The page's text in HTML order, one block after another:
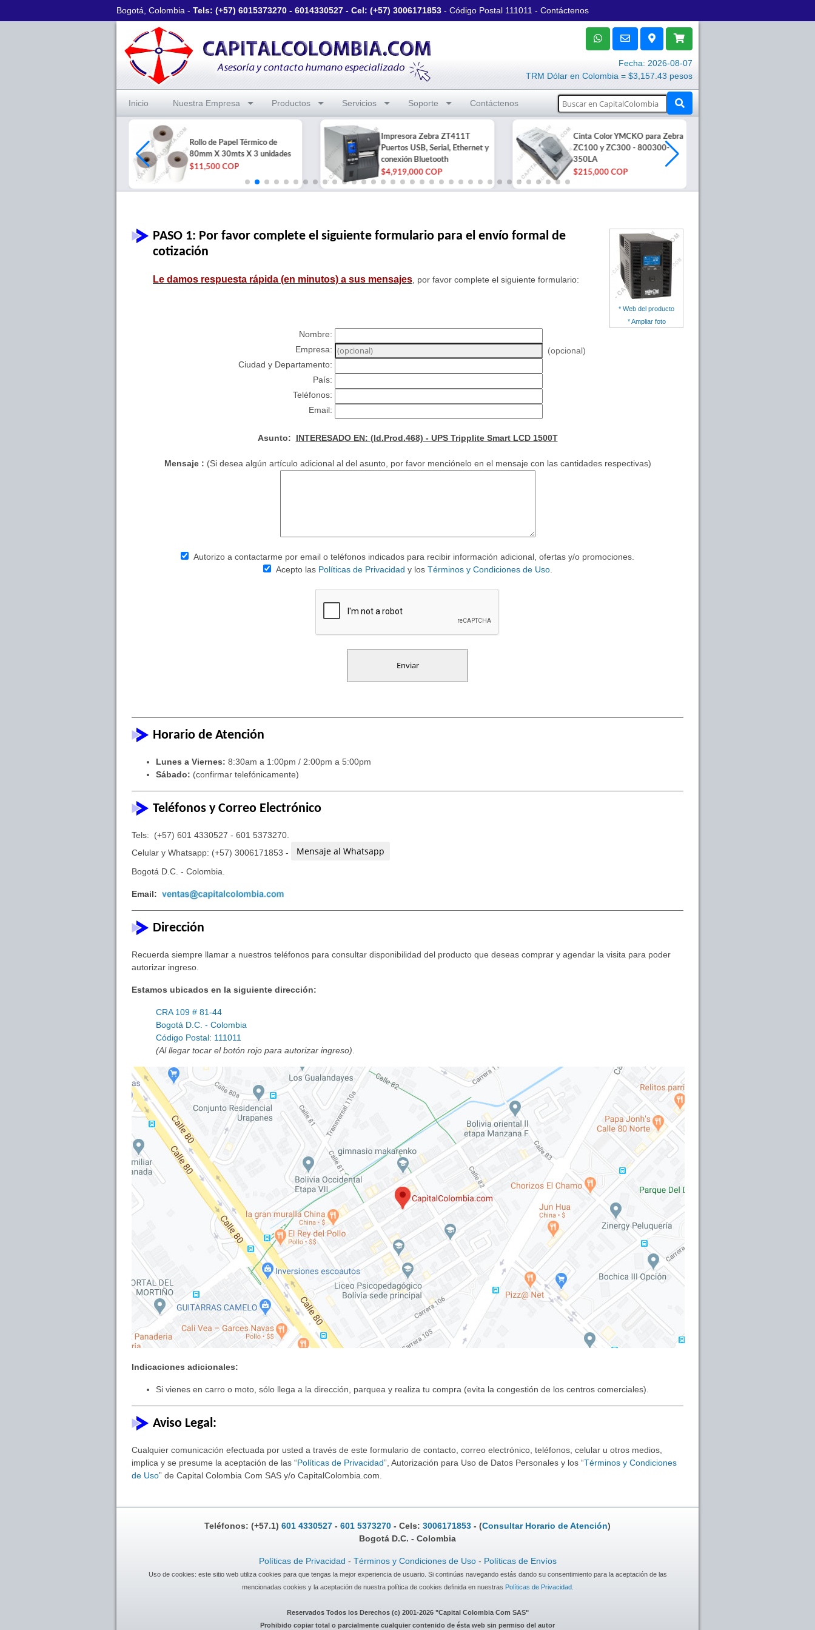
Bogotá, Colombia - Tels: (+57) 6015373270 - 6014330527 - Cel: (+57) 3006171853 - Código Postal 111011 - Contáctenos
Fecha: 2026-08-07
TRM Dólar en Colombia = $3,157.43 pesos
Inicio Nuestra Empresa Productos Servicios Soporte Contáctenos
Rollo de Papel Térmico de
80mm X 30mts X 3 unidades
$11,500 COP
Impresora Zebra ZT411T
Puertos USB, Serial, Ethernet y
conexión Bluetooth
$4,919,000 COP
Cinta Color YMCKO para Zebra
ZC100 y ZC300 - 800300-
350LA
$215,000 COP
* Web del producto
* Ampliar foto
PASO 1: Por favor complete el siguiente formulario para el envío formal de
cotización
Le damos respuesta rápida (en minutos) a sus mensajes , por favor complete el siguiente formulario:
Nombre:
Empresa:
(opcional)
Ciudad y Departamento:
País:
Teléfonos:
Email:
Asunto: INTERESADO EN: (Id.Prod.468) - UPS Tripplite Smart LCD 1500T
Mensaje : (Si desea algún artículo adicional al del asunto, por favor menciónelo en el mensaje con las cantidades respectivas)
Autorizo a contactarme por email o teléfonos indicados para recibir información adicional, ofertas y/o promociones.
Acepto las Políticas de Privacidad y los Términos y Condiciones de Uso.
Horario de Atención
Lunes a Viernes: 8:30am a 1:00pm / 2:00pm a 5:00pm
Sábado: (confirmar telefónicamente)
Teléfonos y Correo Electrónico
Tels: (+57) 601 4330527 - 601 5373270.
Celular y Whatsapp: (+57) 3006171853 -
Mensaje al Whatsapp
Bogotá D.C. - Colombia.
Email:
Dirección
Recuerda siempre llamar a nuestros teléfonos para consultar disponibilidad del producto que deseas comprar y agendar la visita para poder
autorizar ingreso.
Estamos ubicados en la siguiente dirección:
CRA 109 # 81-44
Bogotá D.C. - Colombia
Código Postal: 111011
(Al llegar tocar el botón rojo para autorizar ingreso)
Indicaciones adicionales:
Si vienes en carro o moto, sólo llega a la dirección, parquea y realiza tu compra (evita la congestión de los centros comerciales).
Aviso Legal:
Cualquier comunicación efectuada por usted a través de este formulario de contacto, correo electrónico, teléfonos, celular u otros medios,
implica y se presume la aceptación de las “Políticas de Privacidad”, Autorización para Uso de Datos Personales y los “Términos y Condiciones
de Uso” de Capital Colombia Com SAS y/o CapitalColombia.com.
Teléfonos: (+57.1) 601 4330527 - 601 5373270 - Cels: 3006171853 - (Consultar Horario de Atención)
Bogotá D.C. - Colombia
Políticas de Privacidad - Términos y Condiciones de Uso- Políticas de Envíos
Uso de cookies: este sitio web utiliza cookies para que tengas la mejor experiencia de usuario. Si continúas navegando estás dando su consentimiento para la aceptación de las
mencionadas cookies y la aceptación de nuestra política de cookies definida en nuestras Políticas de Privacidad.
Reservados Todos los Derechos (c) 2001-2026 "Capital Colombia Com SAS"
Prohibido copiar total o parcialmente cualquier contenido de ésta web sin permiso del autor